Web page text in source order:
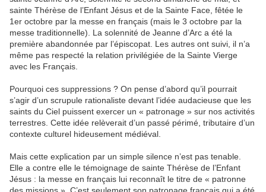
sainte Thérèse de l’Enfant Jésus et de la Sainte Face, fêtée le
1er octobre par la messe en français (mais le 3 octobre par la
messe traditionnelle). La solennité de Jeanne d’Arc a été la
première abandonnée par l’épiscopat. Les autres ont suivi, il n’a
même pas respecté la relation privilégiée de la Sainte Vierge
avec les Français.
Pourquoi ces suppressions ? On pense d’abord qu’il pourrait
s’agir d’un scrupule rationaliste devant l’idée audacieuse que les
saints du Ciel puissent exercer un « patronage » sur nos activités
terrestres. Cette idée relèverait d’un passé périmé, tributaire d’un
contexte culturel hideusement médiéval.
Mais cette explication par un simple silence n’est pas tenable.
Elle a contre elle le témoignage de sainte Thérèse de l’Enfant
Jésus : la messe en français lui reconnaît le titre de « patronne